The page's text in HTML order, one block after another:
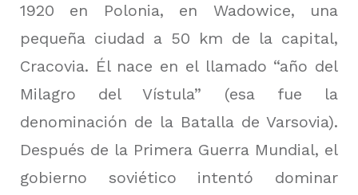
1920 en Polonia, en Wadowice, una
pequeña ciudad a 50 km de la capital,
Cracovia. Él nace en el llamado “año del
Milagro del Vístula” (esa fue la
denominación de la Batalla de Varsovia).
Después de la Primera Guerra Mundial, el
gobierno soviético intentó dominar